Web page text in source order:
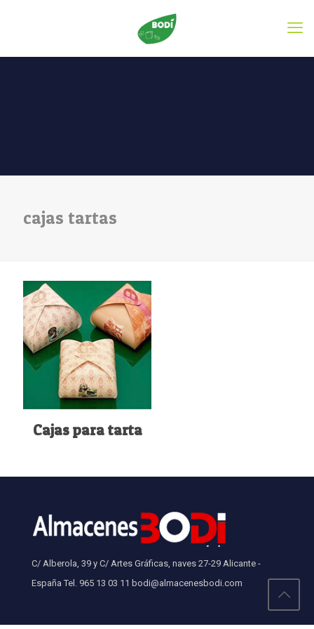
cajas tartas
Cajas para tarta
C/ Alberola, 39 y C/ Artes Gráficas, naves 27-29 Alicante -
España Tel. 965 13 03 11 bodi@almacenesbodi.com